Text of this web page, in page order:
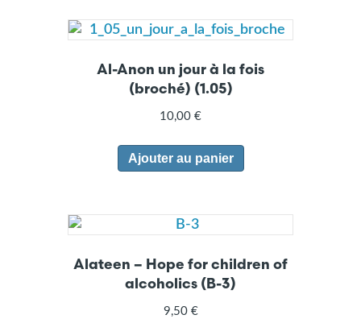
Al-Anon un jour à la fois
(broché) (1.05)
10,00 €
Ajouter au panier
Alateen – Hope for children of
alcoholics (B-3)
9,50 €